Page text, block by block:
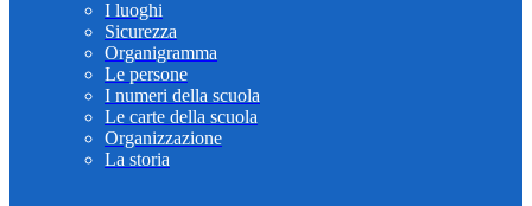
I luoghi
Sicurezza
Organigramma
Le persone
I numeri della scuola
Le carte della scuola
Organizzazione
La storia